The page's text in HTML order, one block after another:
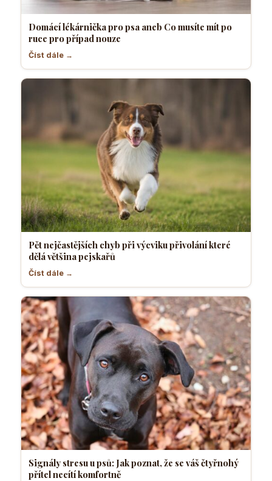
Domácí lékárnička pro psa aneb Co musíte mít po
ruce pro případ nouze
Číst dále →
Pět nejčastějších chyb při výcviku přivolání které
dělá většina pejskařů
Číst dále →
Signály stresu u psů: Jak poznat, že se váš čtyřnohý
přítel necítí komfortně